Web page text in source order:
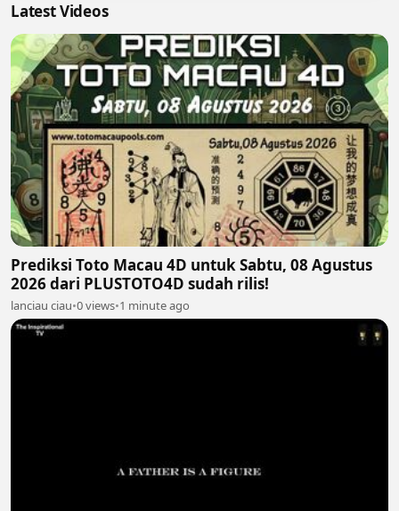
Latest Videos
Prediksi Toto Macau 4D untuk Sabtu, 08 Agustus
2026 dari PLUSTOTO4D sudah rilis!
lanciau ciau•0 views•1 minute ago